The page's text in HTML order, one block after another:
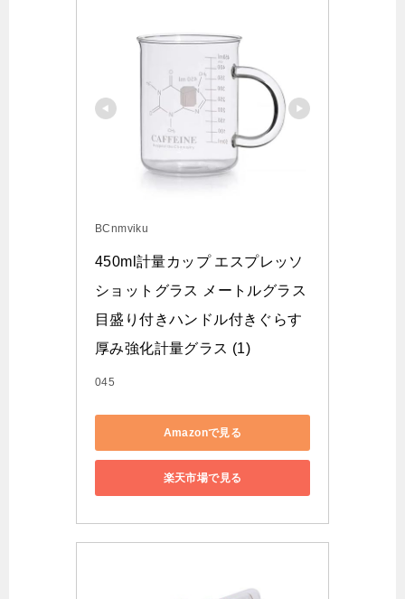
BCnmviku
450ml計量カップ エスプレッソ
ショットグラス メートルグラス
目盛り付きハンドル付きぐらす
厚み強化計量グラス (1)
045
Amazonで見る
楽天市場で見る